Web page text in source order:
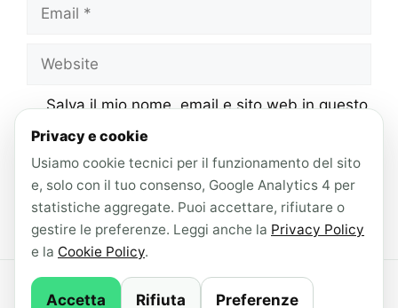
Website
Salva il mio nome, email e sito web in questo
browser per la prossima volta che
commento.
© 2026 AndroidLab · Contenuti redatti con il
Privacy e cookie
Usiamo cookie tecnici per il funzionamento del sito
e, solo con il tuo consenso, Google Analytics 4 per
statistiche aggregate. Puoi accettare, rifiutare o
gestire le preferenze. Leggi anche la Privacy Policy
e la Cookie Policy.
Accetta Rifiuta Preferenze